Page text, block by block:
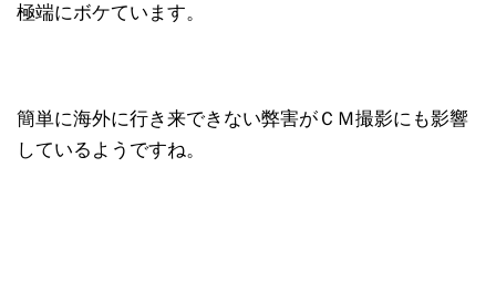
極端にボケています。
簡単に海外に行き来できない弊害がＣＭ撮影にも影響
しているようですね。